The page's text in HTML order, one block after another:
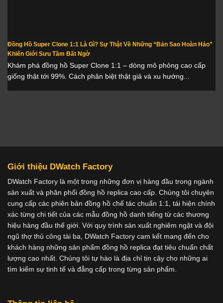
Đồng Hồ Super Clone 1:1 Là Gì? Sự Thật Về Những “Bản Sao Hoàn Hảo”
Khiến Giới Sưu Tầm Bất Ngờ
Khám phá đồng hồ Super Clone 1:1 – dòng mô phỏng cao cấp
giống thật tới 99%. Cách phân biệt thật giả và xu hướng...
Giới thiệu DWatch Factory
DWatch Factory là một trong những đơn vị hàng đầu trong ngành
sản xuất và phân phối đồng hồ replica cao cấp. Chúng tôi chuyên
cung cấp các phiên bản đồng hồ chế tác chuẩn 1:1, tái hiện chính
xác từng chi tiết của các mẫu đồng hồ danh tiếng từ các thương
hiệu hàng đầu thế giới. Với quy trình sản xuất nghiêm ngặt và đội
ngũ thợ thủ công tài ba, DWatch Factory cam kết mang đến cho
khách hàng những sản phẩm đồng hồ replica đạt tiêu chuẩn chất
lượng cao nhất. Chúng tôi tự hào là địa chỉ tin cậy cho những ai
tìm kiếm sự tinh tế và đẳng cấp trong từng sản phẩm.